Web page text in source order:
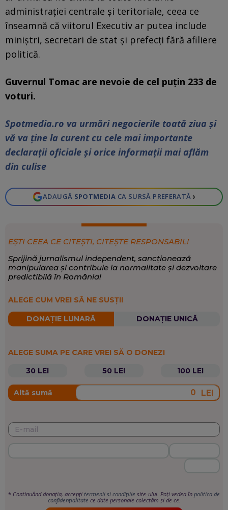
administrației centrale și teritoriale, ceea ce
înseamnă că viitorul Executiv ar putea include
miniștri, secretari de stat și prefecți fără afiliere
politică.
Guvernul Tomac are nevoie de cel puțin 233 de
voturi.
Spotmedia.ro va urmări negocierile toată ziua şi
vă va ţine la curent cu cele mai importante
declaraţii oficiale şi orice informaţii mai aflăm
din culise
ADAUGĂ SPOTMEDIA CA SURSĂ PREFERATĂ ›
EȘTI CEEA CE CITEȘTI, CITEȘTE RESPONSABIL!
Sprijină jurnalismul independent, sancționează
manipularea și contribuie la normalitate și dezvoltare
predictibilă în România!
ALEGE CUM VREI SĂ NE SUSȚII
DONAȚIE LUNARĂ DONAȚIE UNICĂ
ALEGE SUMA PE CARE VREI SĂ O DONEZI
30 LEI
50 LEI 100 LEI
Altă sumă LEI
* Continuând donația, accepți termenii si condițiile site-ului. Poți vedea în politica de
confidențialitate ce date personale colectăm și de ce.